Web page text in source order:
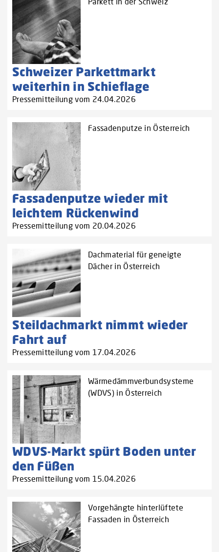
Schweizer Parkettmarkt
weiterhin in Schieflage
Pressemitteilung vom 24.04.2026
Fassadenputze in Österreich
Fassadenputze wieder mit
leichtem Rückenwind
Pressemitteilung vom 20.04.2026
Dachmaterial für geneigte
Dächer in Österreich
Steildachmarkt nimmt wieder
Fahrt auf
Pressemitteilung vom 17.04.2026
Wärmedämmverbundsysteme
(WDVS) in Österreich
WDVS-Markt spürt Boden unter
den Füßen
Pressemitteilung vom 15.04.2026
Vorgehängte hinterlüftete
Fassaden in Österreich